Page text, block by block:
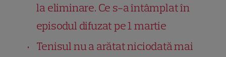
la eliminare. Ce s-a întâmplat în
episodul difuzat pe 1 martie
Tenisul nu a arătat niciodată mai